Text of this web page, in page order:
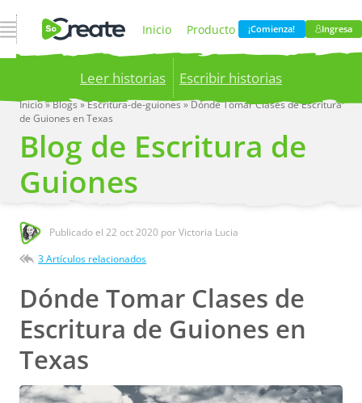
Abrir navegación Inicio Producto
Precios Blog
Compania
¡Comienza! Ingresa
Leer historias Escribir historias
Publish your stories to a global audience.
now!
Inicio»Blogs»Escritura-de-guiones»Dónde Tomar Clases de Escritura
de Guiones en Texas
Blog de Escritura de
Guiones
Publicado el22 oct 2020 por Victoria Lucia
3 Artículos relacionados
Dónde Tomar Clases de
Escritura de Guiones en
Texas